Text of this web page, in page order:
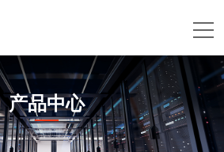
产品中心
应用领域